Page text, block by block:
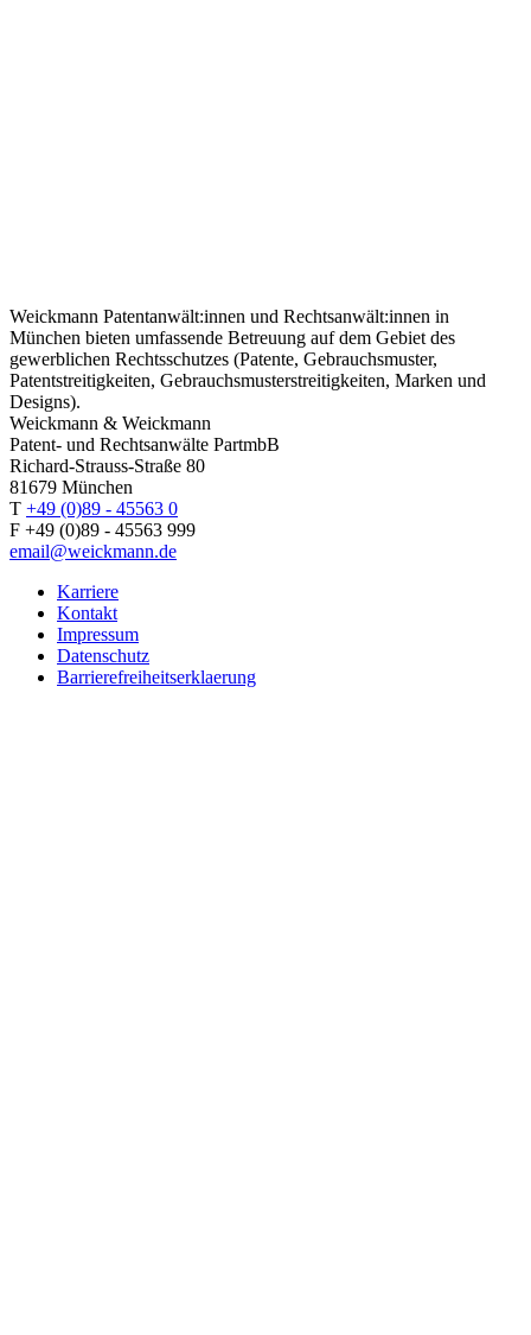
Weickmann Patentanwält:innen und Rechtsanwält:innen in
München bieten umfassende Betreuung auf dem Gebiet des
gewerblichen Rechtsschutzes (Patente, Gebrauchsmuster,
Patentstreitigkeiten, Gebrauchsmusterstreitigkeiten, Marken und
Designs).
Weickmann & Weickmann
Patent- und Rechtsanwälte PartmbB
Richard-Strauss-Straße 80
81679 München
T +49 (0)89 - 45563 0
F +49 (0)89 - 45563 999
email@weickmann.de
Karriere
Kontakt
Impressum
Datenschutz
Barrierefreiheitserklaerung